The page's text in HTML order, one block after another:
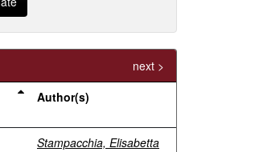
next >
Author(s)
Stampacchia, Elisabetta